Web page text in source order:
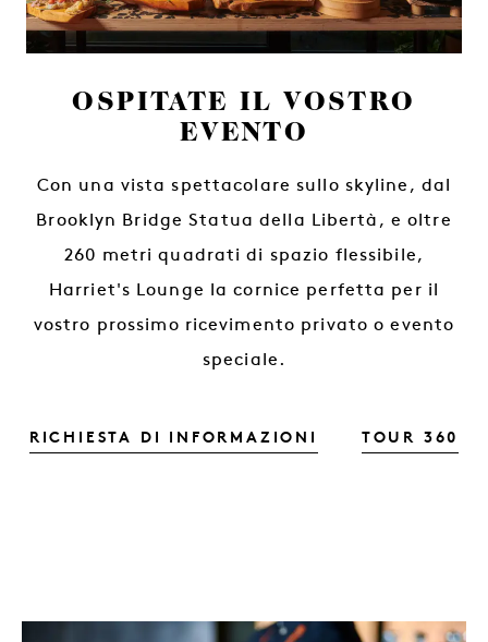
OSPITATE IL VOSTRO
EVENTO
Con una vista spettacolare sullo skyline, dal
Brooklyn Bridge Statua della Libertà, e oltre
260 metri quadrati di spazio flessibile,
Harriet's Lounge la cornice perfetta per il
vostro prossimo ricevimento privato o evento
speciale.
RICHIESTA DI INFORMAZIONI OSPITATE IL
TOUR 360